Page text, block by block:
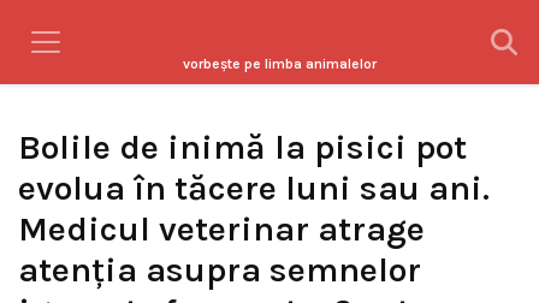
vorbeşte pe limba animalelor
Bolile de inimă la pisici pot
evolua în tăcere luni sau ani.
Medicul veterinar atrage
atenția asupra semnelor